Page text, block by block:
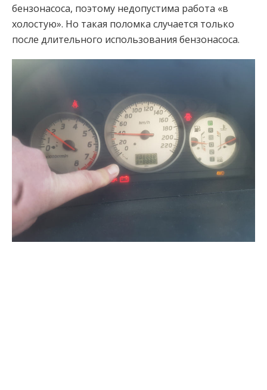
бензонасоса, поэтому недопустима работа «в
холостую». Но такая поломка случается только
после длительного использования бензонасоса.